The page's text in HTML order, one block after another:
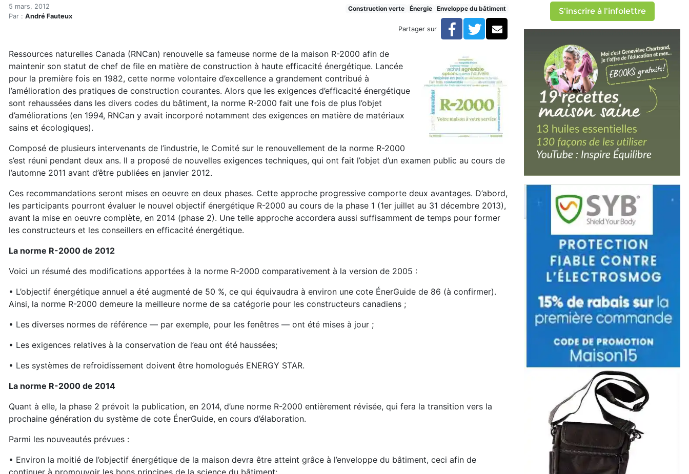
Accueil
Articles
La norme R-2000 renouvelée
La norme R-2000 renouvelée
5 mars, 2012
Par : André Fauteux
Construction verte Énergie Enveloppe du bâtiment
Partager sur Facebook
TwitterCourriel
Ressources naturelles Canada (RNCan) renouvelle sa fameuse norme de la maison R-2000 afin de
maintenir son statut de chef de file en matière de construction à haute efficacité énergétique. Lancée
pour la première fois en 1982, cette norme volontaire d’excellence a grandement contribué à
l’amélioration des pratiques de construction courantes. Alors que les exigences d’efficacité énergétique
sont rehaussées dans les divers codes du bâtiment, la norme R-2000 fait une fois de plus l’objet
d’améliorations (en 1994, RNCan y avait incorporé notamment des exigences en matière de matériaux
sains et écologiques).
Composé de plusieurs intervenants de l’industrie, le Comité sur le renouvellement de la norme R-2000
s’est réuni pendant deux ans. Il a proposé de nouvelles exigences techniques, qui ont fait l’objet d’un examen public au cours de
l’automne 2011 avant d’être publiées en janvier 2012.
Ces recommandations seront mises en oeuvre en deux phases. Cette approche progressive comporte deux avantages. D’abord,
les participants pourront évaluer le nouvel objectif énergétique R-2000 au cours de la phase 1 (1er juillet au 31 décembre 2013),
avant la mise en oeuvre complète, en 2014 (phase 2). Une telle approche accordera aussi suffisamment de temps pour former
les constructeurs et les conseillers en efficacité énergétique.
La norme R-2000 de 2012
Voici un résumé des modifications apportées à la norme R-2000 comparativement à la version de 2005 :
• L’objectif énergétique annuel a été augmenté de 50 %, ce qui équivaudra à environ une cote ÉnerGuide de 86 (à confirmer).
Ainsi, la norme R-2000 demeure la meilleure norme de sa catégorie pour les constructeurs canadiens ;
• Les diverses normes de référence — par exemple, pour les fenêtres — ont été mises à jour ;
• Les exigences relatives à la conservation de l’eau ont été haussées;
• Les systèmes de refroidissement doivent être homologués ENERGY STAR.
La norme R-2000 de 2014
Quant à elle, la phase 2 prévoit la publication, en 2014, d’une norme R-2000 entièrement révisée, qui fera la transition vers la
prochaine génération du système de cote ÉnerGuide, en cours d’élaboration.
Parmi les nouveautés prévues :
• Environ la moitié de l’objectif énergétique de la maison devra être atteint grâce à l’enveloppe du bâtiment, ceci afin de
continuer à promouvoir les bons principes de la science du bâtiment;
S'inscrire à l'infolettre